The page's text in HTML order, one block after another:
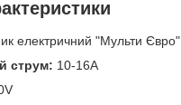
електричний "Мульти Євро"
струм: 10-16А